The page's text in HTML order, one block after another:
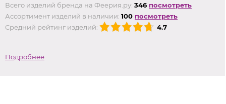
Всего изделий бренда на Феерия.ру: 346 посмотреть
Ассортимент изделий в наличии: 100 посмотреть
Средний рейтинг изделий:
4.7
Подробнее